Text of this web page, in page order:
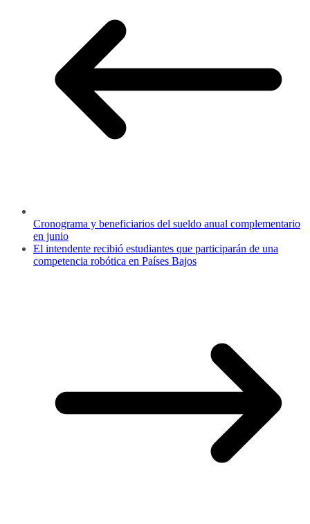
Cronograma y beneficiarios del sueldo anual complementario
en junio
El intendente recibió estudiantes que participarán de una
competencia robótica en Países Bajos